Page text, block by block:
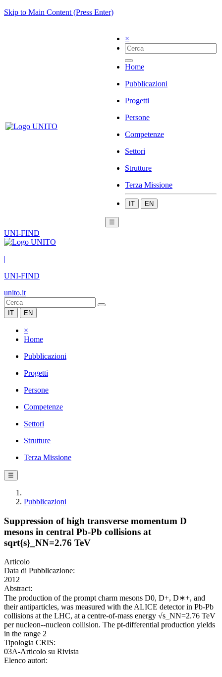
Skip to Main Content (Press Enter)
×
Home
Pubblicazioni
Progetti
Persone
Competenze
Settori
Strutture
Terza Missione
IT EN
☰
UNI-FIND
|
UNI-FIND
unito.it
IT EN
×
Home
Pubblicazioni
Progetti
Persone
Competenze
Settori
Strutture
Terza Missione
☰
Pubblicazioni
Suppression of high transverse momentum D
mesons in central Pb-Pb collisions at
sqrt{s}_NN=2.76 TeV
Articolo
Data di Pubblicazione:
2012
Abstract:
The production of the prompt charm mesons D0, D+, D∗+, and
their antiparticles, was measured with the ALICE detector in Pb-Pb
collisions at the LHC, at a centre-of-mass energy √s_NN=2.76 TeV
per nucleon--nucleon collision. The pt-differential production yields
in the range 2
Tipologia CRIS:
03A-Articolo su Rivista
Elenco autori: